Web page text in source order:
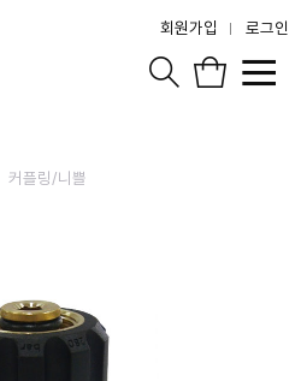
회원가입 로그인
커플링/니쁠